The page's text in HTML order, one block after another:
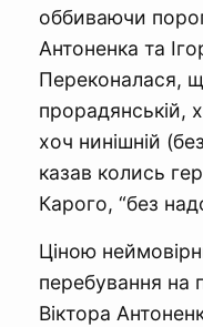
оббиваючи
Антоненка та
Переконалася,
прорадянській,
хоч нинішній
казав колись
Карого, “без
Ціною
перебування на
Віктора